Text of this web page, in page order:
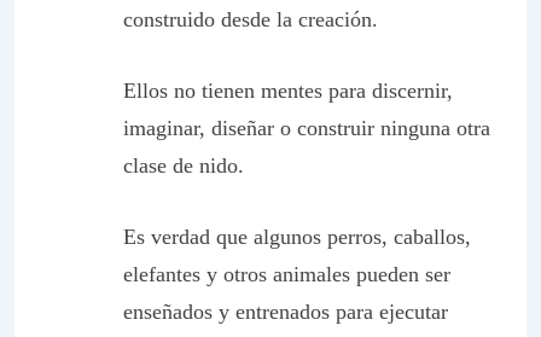
construido desde la creación.
Ellos no tienen mentes para discernir,
imaginar, diseñar o construir ninguna otra
clase de nido.
Es verdad que algunos perros, caballos,
elefantes y otros animales pueden ser
enseñados y entrenados para ejecutar